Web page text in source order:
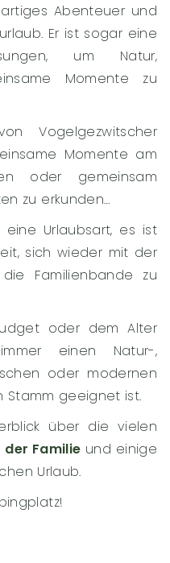
Abenteuer und
Er ist sogar eine
um Natur,
Momente zu
Vogelgezwitscher
Momente am
oder gemeinsam
zu erkunden…
Urlaubsart, es ist
sich wieder mit der
Familienbande zu
oder dem Alter
einen Natur-,
oder modernen
Stamm geeignet ist.
über die vielen
Familie und einige
Urlaub.